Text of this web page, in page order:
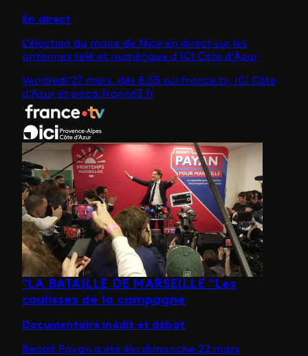
En direct
L'élection du maire de Nice en direct sur les
antennes télé et numérique d'ICI Côte d'Azur
Vendredi 27 mars, dès 8.55 sur france.tv, ICI Côte
d'Azur et paca.france3.fr
"LA BATAILLE DE MARSEILLE "Les
coulisses de la campagne
Documentaire inédit et débat
Benoît Payan a été élu dimanche 22 mars